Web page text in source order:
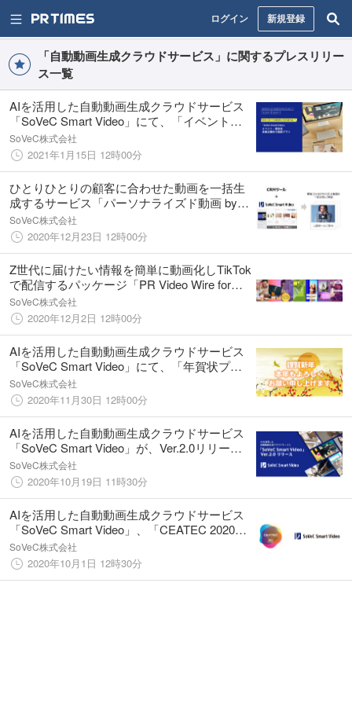
ログイン 新規登録
「自動動画生成クラウドサービス」に関するプレスリリー
ス一覧
AIを活用した自動動画生成クラウドサービス
「SoVeC Smart Video」にて、「イベント・
展示会 主催者企業向け動画プラン」を提供開
始
SoVeC株式会社
2021年1月15日 12時00分
ひとりひとりの顧客に合わせた動画を一括生
成するサービス「パーソナライズド動画 by
SoVeC Smart Video」を提供開始
SoVeC株式会社
2020年12月23日 12時00分
Z世代に届けたい情報を簡単に動画化しTikTok
で配信するパッケージ「PR Video Wire for
TikTok」を提供開始
SoVeC株式会社
2020年12月2日 12時00分
AIを活用した自動動画生成クラウドサービス
「SoVeC Smart Video」にて、「年賀状プラ
ン無償提供キャンペーン」を開始
SoVeC株式会社
2020年11月30日 12時00分
AIを活用した自動動画生成クラウドサービス
「SoVeC Smart Video」が、Ver.2.0リリース
で大幅機能拡張
SoVeC株式会社
2020年10月19日 11時30分
AIを活用した自動動画生成クラウドサービス
「SoVeC Smart Video」、「CEATEC 2020
ONLINE」の出展者専用サポートメニューと
して好評受付中
SoVeC株式会社
2020年10月1日 12時30分